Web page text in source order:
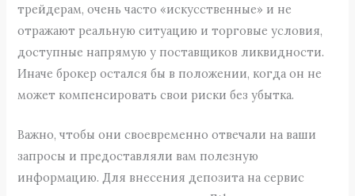
трейдерам, очень часто «искусственные» и не
отражают реальную ситуацию и торговые условия,
доступные напрямую у поставщиков ликвидности.
Иначе брокер остался бы в положении, когда он не
может компенсировать свои риски без убытка.
Важно, чтобы они своевременно отвечали на ваши
запросы и предоставляли вам полезную
информацию. Для внесения депозита на сервис